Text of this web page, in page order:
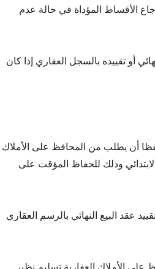
الأقساط المؤداة في حالة عدم
أو تقييده بالسجل العقاري إذا كان
أن يطلب من المحافظ على الأملاك
وذلك للحفاظ المؤقت على
عقد البيع النهائي بالرسم العقاري